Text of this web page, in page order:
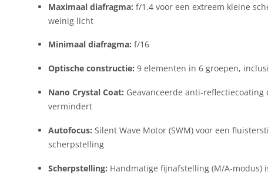
Maximaal diafragma: f/1.4 voor een extreem kleine
weinig licht
Minimaal diafragma: f/16
Optische constructie: 9 elementen in 6 groepen,
Nano Crystal Coat: Geavanceerde anti-
vermindert
Autofocus: Silent Wave Motor (SWM) voor een
scherpstelling
Scherpstelling: Handmatige fijnafstelling (M/A-modus)